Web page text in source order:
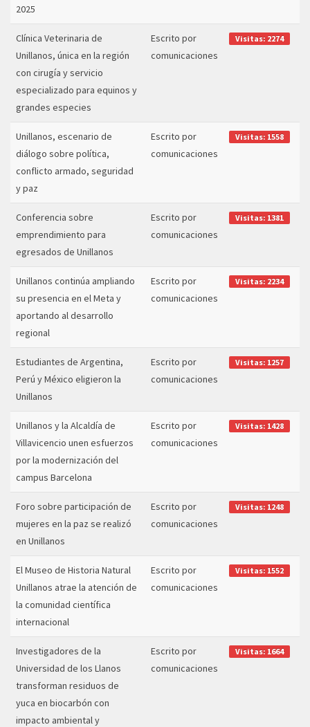
2025
Clínica Veterinaria de
Unillanos, única en la región
con cirugía y servicio
especializado para equinos y
grandes especies
Escrito por
comunicaciones
Visitas: 2274
Unillanos, escenario de
diálogo sobre política,
conflicto armado, seguridad
y paz
Escrito por
comunicaciones
Visitas: 1558
Conferencia sobre
emprendimiento para
egresados de Unillanos
Escrito por
comunicaciones
Visitas: 1381
Unillanos continúa ampliando
su presencia en el Meta y
aportando al desarrollo
regional
Escrito por
comunicaciones
Visitas: 2234
Estudiantes de Argentina,
Perú y México eligieron la
Unillanos
Escrito por
comunicaciones
Visitas: 1257
Unillanos y la Alcaldía de
Villavicencio unen esfuerzos
por la modernización del
campus Barcelona
Escrito por
comunicaciones
Visitas: 1428
Foro sobre participación de
mujeres en la paz se realizó
en Unillanos
Escrito por
comunicaciones
Visitas: 1248
El Museo de Historia Natural
Unillanos atrae la atención de
la comunidad científica
internacional
Escrito por
comunicaciones
Visitas: 1552
Investigadores de la
Universidad de los Llanos
transforman residuos de
yuca en biocarbón con
impacto ambiental y
Escrito por
comunicaciones
Visitas: 1664